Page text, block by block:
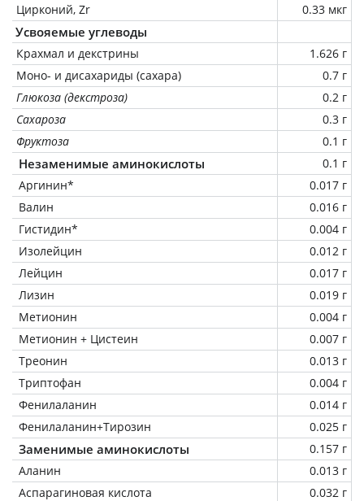
Цирконий, Zr
0.33 мкг
Усвояемые углеводы
Крахмал и декстрины
1.626 г
Моно- и дисахариды (сахара)
0.7 г
Глюкоза (декстроза)
0.2 г
Сахароза
0.3 г
Фруктоза
0.1 г
Незаменимые аминокислоты
0.1 г
Аргинин*
0.017 г
Валин
0.016 г
Гистидин*
0.004 г
Изолейцин
0.012 г
Лейцин
0.017 г
Лизин
0.019 г
Метионин
0.004 г
Метионин + Цистеин
0.007 г
Треонин
0.013 г
Триптофан
0.004 г
Фенилаланин
0.014 г
Фенилаланин+Тирозин
0.025 г
Заменимые аминокислоты
0.157 г
Аланин
0.013 г
Аспарагиновая кислота
0.032 г